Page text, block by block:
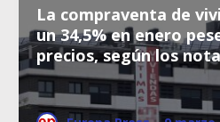
La compraventa de
un 34,5% en enero
precios, según los